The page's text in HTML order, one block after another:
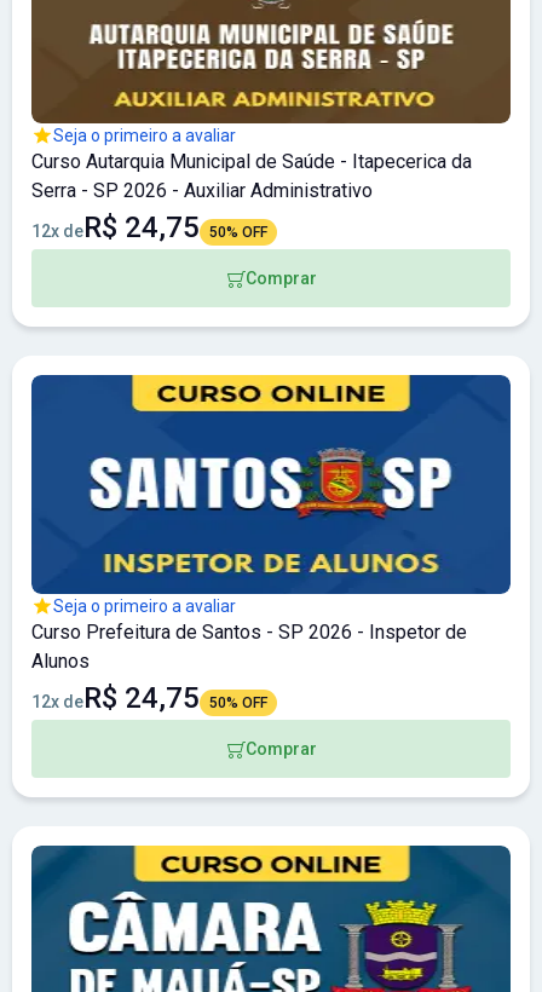
Seja o primeiro a avaliar
Curso Autarquia Municipal de Saúde - Itapecerica da
Serra - SP 2026 - Auxiliar Administrativo
12x deR$ 24,75 50% OFF
Comprar
Seja o primeiro a avaliar
Curso Prefeitura de Santos - SP 2026 - Inspetor de
Alunos
12x deR$ 24,75 50% OFF
Comprar